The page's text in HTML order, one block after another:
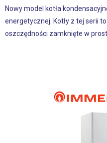
Nowy model kotła
energetycznej. Kotły z tej serii
oszczędności zamknięte w